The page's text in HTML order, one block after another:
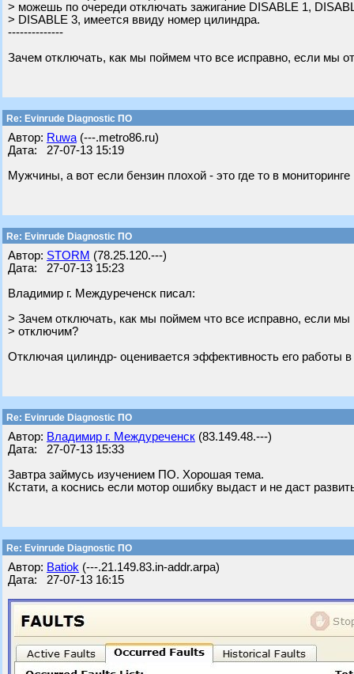
> можешь по очереди отключать зажигание DISABLE 1,
> DISABLE 3, имеется ввиду номер цилиндра.
--------------
Зачем отключать, как мы поймем что все исправно, если мы
Re: Evinrude Diagnostic ПО
Автор: Ruwa (---.metro86.ru)
Дата: 27-07-13 15:19
Мужчины, а вот если бензин плохой - это где то в
Re: Evinrude Diagnostic ПО
Автор: STORM (78.25.120.---)
Дата: 27-07-13 15:23
Владимир г. Междуреченск писал:
> Зачем отключать, как мы поймем что все исправно, если мы
> отключим?
Отключая цилиндр- оценивается эффективность его работы
Re: Evinrude Diagnostic ПО
Автор: Владимир г. Междуреченск (83.149.48.---)
Дата: 27-07-13 15:33
Завтра займусь изучением ПО. Хорошая тема.
Кстати, а коснись если мотор ошибку выдаст и не даст
Re: Evinrude Diagnostic ПО
Автор: Batiok (---.21.149.83.in-addr.arpa)
Дата: 27-07-13 16:15